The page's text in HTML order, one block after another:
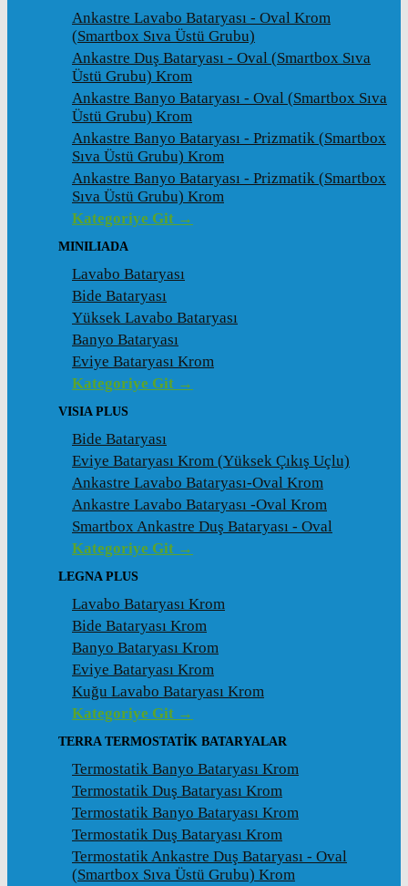
Ankastre Lavabo Bataryası - Oval Krom
(Smartbox Sıva Üstü Grubu)
Ankastre Duş Bataryası - Oval (Smartbox Sıva
Üstü Grubu) Krom
Ankastre Banyo Bataryası - Oval (Smartbox Sıva
Üstü Grubu) Krom
Ankastre Banyo Bataryası - Prizmatik (Smartbox
Sıva Üstü Grubu) Krom
Ankastre Banyo Bataryası - Prizmatik (Smartbox
Sıva Üstü Grubu) Krom
Kategoriye Git →
MINILIADA
Lavabo Bataryası
Bide Bataryası
Yüksek Lavabo Bataryası
Banyo Bataryası
Eviye Bataryası Krom
Kategoriye Git →
VISIA PLUS
Bide Bataryası
Eviye Bataryası Krom (Yüksek Çıkış Uçlu)
Ankastre Lavabo Bataryası-Oval Krom
Ankastre Lavabo Bataryası -Oval Krom
Smartbox Ankastre Duş Bataryası - Oval
Kategoriye Git →
LEGNA PLUS
Lavabo Bataryası Krom
Bide Bataryası Krom
Banyo Bataryası Krom
Eviye Bataryası Krom
Kuğu Lavabo Bataryası Krom
Kategoriye Git →
TERRA TERMOSTATİK BATARYALAR
Termostatik Banyo Bataryası Krom
Termostatik Duş Bataryası Krom
Termostatik Banyo Bataryası Krom
Termostatik Duş Bataryası Krom
Termostatik Ankastre Duş Bataryası - Oval
(Smartbox Sıva Üstü Grubu) Krom